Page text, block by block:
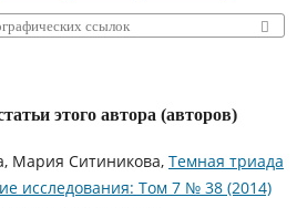
ссылок
этого автора (авторов)
Мария Ситиникова, Темная триада
исследования: Том 7 № 38 (2014)